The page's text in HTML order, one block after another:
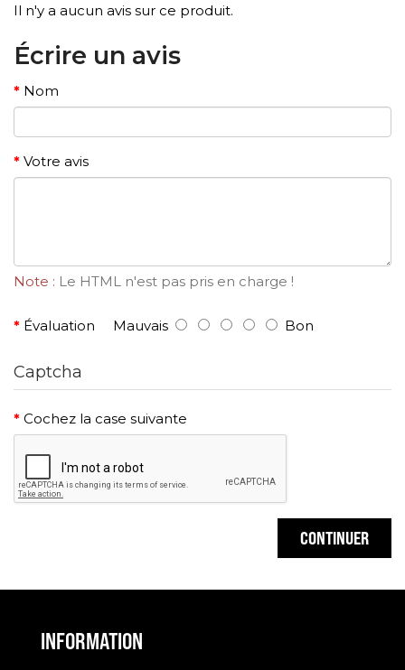
Il n'y a aucun avis sur ce produit.
Écrire un avis
Nom
Votre avis
Note : Le HTML n'est pas pris en charge !
Évaluation Mauvais Bon
Captcha
Cochez la case suivante
CONTINUER
INFORMATION